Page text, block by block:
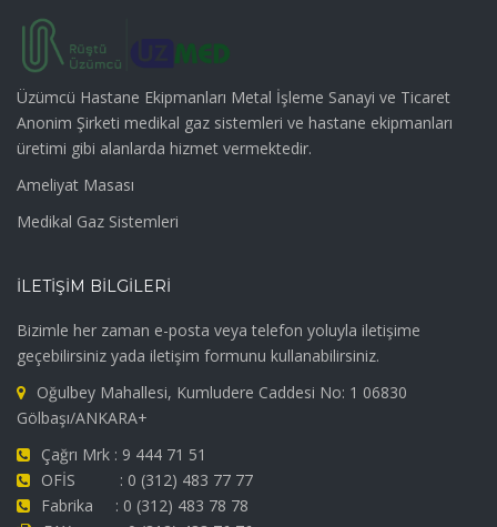
Üzümcü Hastane Ekipmanları Metal İşleme Sanayi ve Ticaret
Anonim Şirketi medikal gaz sistemleri ve hastane ekipmanları
üretimi gibi alanlarda hizmet vermektedir.
Ameliyat Masası
Medikal Gaz Sistemleri
İLETİŞİM BİLGİLERİ
Bizimle her zaman e-posta veya telefon yoluyla iletişime
geçebilirsiniz yada iletişim formunu kullanabilirsiniz.
Oğulbey Mahallesi, Kumludere Caddesi No: 1 06830
Gölbaşı/ANKARA+
Çağrı Mrk : 9 444 71 51
OFİS : 0 (312) 483 77 77
Fabrika : 0 (312) 483 78 78